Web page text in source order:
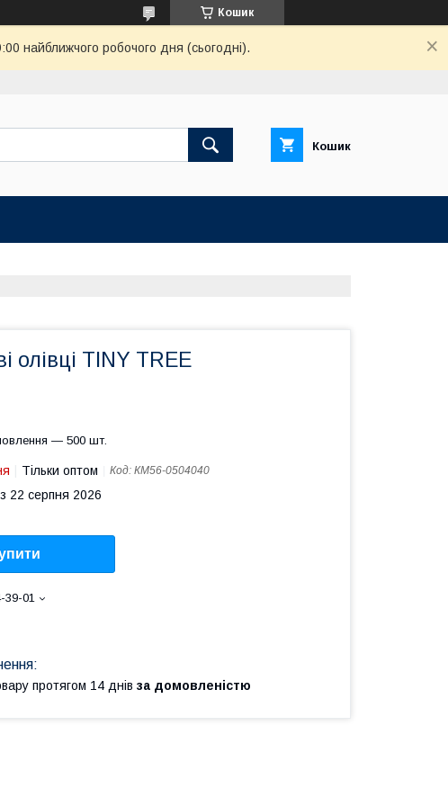
Кошик
найближчого робочого дня (сьогодні).
Кошик
олівці TINY TREE
— 500 шт.
Тільки оптом Код: КМ56-0504040
22 серпня 2026
39-01
протягом 14 днів за домовленістю